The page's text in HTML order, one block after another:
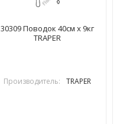
30309 Поводок 40см х 9кг
TRAPER
Производитель: TRAPER